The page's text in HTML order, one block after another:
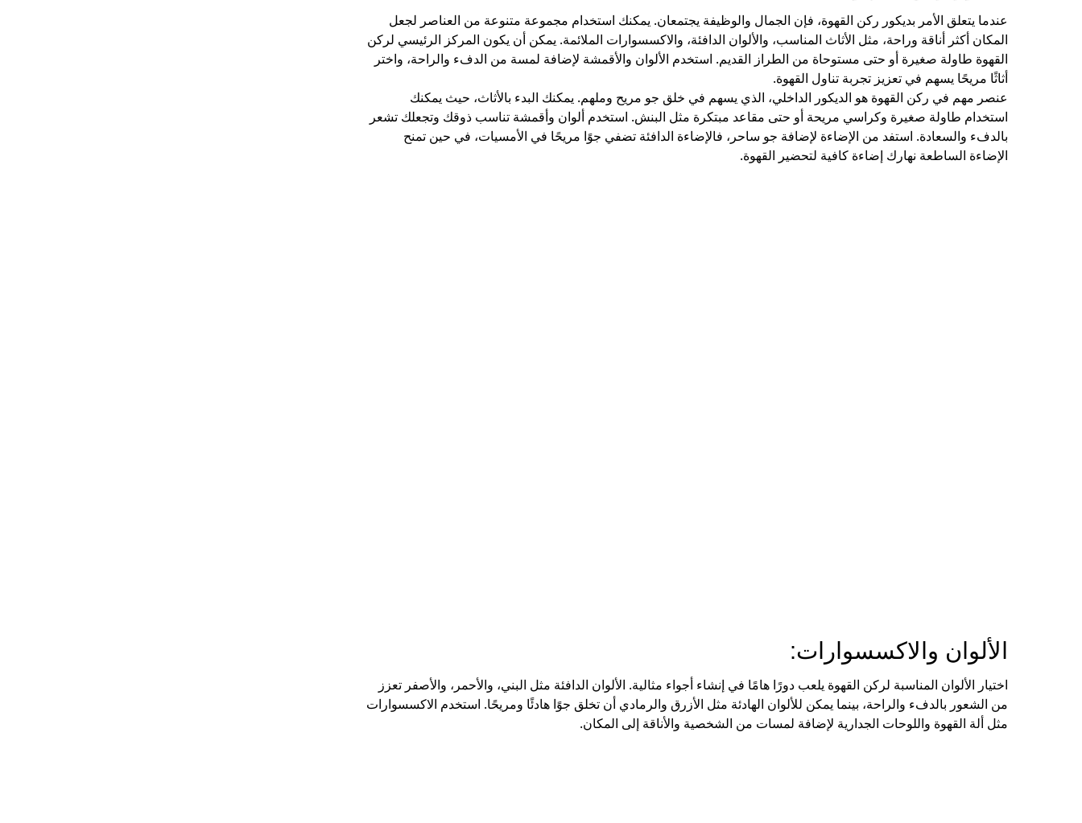
عندما يتعلق الأمر بديكور ركن القهوة، فإن الجمال والوظيفة يجتمعان. يمكنك استخدام مجموعة متنوعة من العناصر لجعل
المكان أكثر أناقة وراحة، مثل الأثاث المناسب، والألوان الدافئة، والاكسسوارات الملائمة. يمكن أن يكون المركز الرئيسي لركن
القهوة طاولة صغيرة أو حتى مستوحاة من الطراز القديم. استخدم الألوان والأقمشة لإضافة لمسة من الدفء والراحة، واختر
أثاثًا مريحًا يسهم في تعزيز تجربة تناول القهوة.
عنصر مهم في ركن القهوة هو الديكور الداخلي، الذي يسهم في خلق جو مريح وملهم. يمكنك البدء بالأثاث، حيث يمكنك
استخدام طاولة صغيرة وكراسي مريحة أو حتى مقاعد مبتكرة مثل البنش. استخدم ألوان وأقمشة تناسب ذوقك وتجعلك تشعر
بالدفء والسعادة. استفد من الإضاءة لإضافة جو ساحر، فالإضاءة الدافئة تضفي جوًا مريحًا في الأمسيات، في حين تمنح
الإضاءة الساطعة نهارك إضاءة كافية لتحضير القهوة.
الألوان والاكسسوارات:
اختيار الألوان المناسبة لركن القهوة يلعب دورًا هامًا في إنشاء أجواء مثالية. الألوان الدافئة مثل البني، والأحمر، والأصفر تعزز
من الشعور بالدفء والراحة، بينما يمكن للألوان الهادئة مثل الأزرق والرمادي أن تخلق جوًا هادئًا ومريحًا. استخدم الاكسسوارات
مثل ألة القهوة واللوحات الجدارية لإضافة لمسات من الشخصية والأناقة إلى المكان.